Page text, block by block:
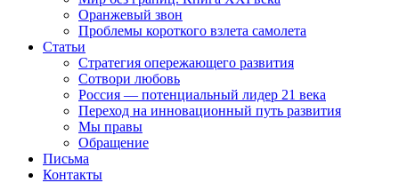
Оранжевый звон
Проблемы короткого взлета самолета
Статьи
Стратегия опережающего развития
Сотвори любовь
Россия — потенциальный лидер 21 века
Переход на инновационный путь развития
Мы правы
Обращение
Письма
Контакты